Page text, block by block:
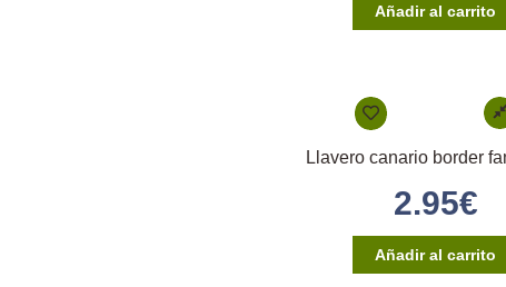
Añadir al carrito
2.95€
Añadir al carrito